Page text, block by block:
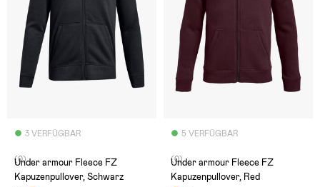
3 VERFÜGBAR
(0)
Under armour Fleece FZ
Kapuzenpullover, Schwarz
5 VERFÜGBAR
(0)
Under armour Fleece FZ
Kapuzenpullover, Red